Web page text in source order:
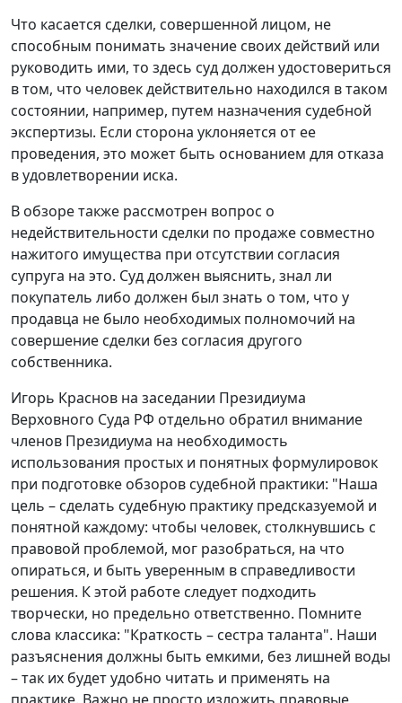
Что касается сделки, совершенной лицом, не
способным понимать значение своих действий или
руководить ими, то здесь суд должен удостовериться
в том, что человек действительно находился в таком
состоянии, например, путем назначения судебной
экспертизы. Если сторона уклоняется от ее
проведения, это может быть основанием для отказа
в удовлетворении иска.
В обзоре также рассмотрен вопрос о
недействительности сделки по продаже совместно
нажитого имущества при отсутствии согласия
супруга на это. Суд должен выяснить, знал ли
покупатель либо должен был знать о том, что у
продавца не было необходимых полномочий на
совершение сделки без согласия другого
собственника.
Игорь Краснов на заседании Президиума
Верховного Суда РФ отдельно обратил внимание
членов Президиума на необходимость
использования простых и понятных формулировок
при подготовке обзоров судебной практики: "Наша
цель – сделать судебную практику предсказуемой и
понятной каждому: чтобы человек, столкнувшись с
правовой проблемой, мог разобраться, на что
опираться, и быть уверенным в справедливости
решения. К этой работе следует подходить
творчески, но предельно ответственно. Помните
слова классика: "Краткость – сестра таланта". Наши
разъяснения должны быть емкими, без лишней воды
– так их будет удобно читать и применять на